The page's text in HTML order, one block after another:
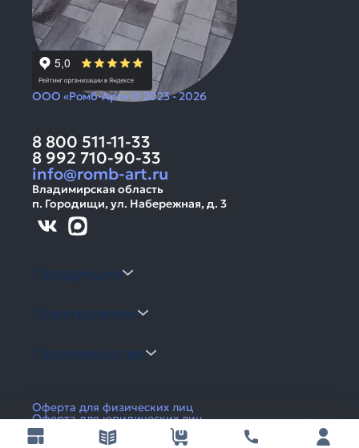
ООО «Ромб-Арт» © 2023 - 2026
8 800 511-11-33
8 992 710-90-33
info@romb-art.ru
Владимирская область
п. Городищи, ул. Набережная, д. 3
Продукция
Покупателям
Производство
Оферта для физических лиц
Оферта для юридических лиц
Политика конфиденциальности